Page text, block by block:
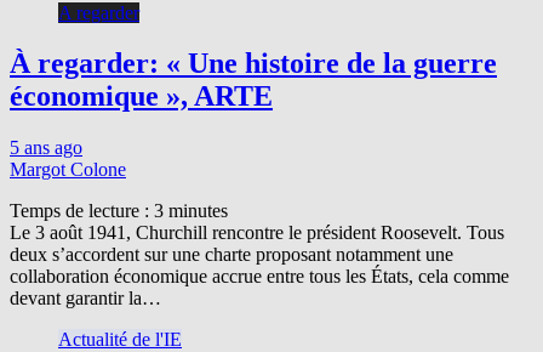
A regarder
À regarder: « Une histoire de la guerre
économique », ARTE
5 ans ago
Margot Colone
Temps de lecture : 3 minutes
Le 3 août 1941, Churchill rencontre le président Roosevelt. Tous
deux s’accordent sur une charte proposant notamment une
collaboration économique accrue entre tous les États, cela comme
devant garantir la…
Actualité de l'IE